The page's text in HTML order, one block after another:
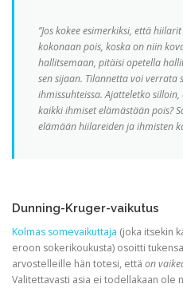
”Jos kokee esimerkiksi, että
kokonaan pois, koska on niin
hallitsemaan, pitäisi opetella
sen sijaan. Tilannetta voi verrata
ihmissuhteissa. Ajatteletko
kaikki ihmiset elämästään pois?
elämään hiilareiden ja ihmisten
Dunning-Kruger-vaikutus
Kolmas somevaikuttaja (joka itsekin
eroon sokerikoukusta) osoitti
arvostelleille hän totesi, että on
Valitettavasti asia ei todellakaan ole